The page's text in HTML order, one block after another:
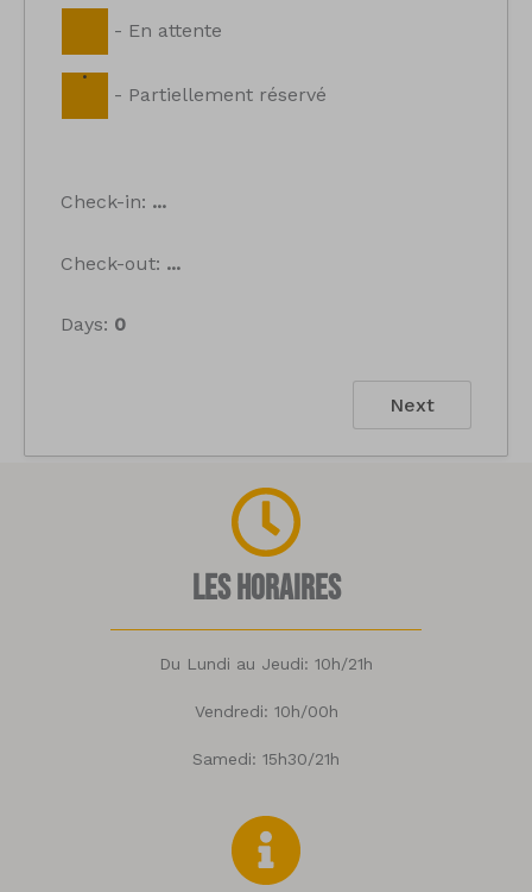
- En attente
·
- Partiellement réservé
Check-in: ...
Check-out: ...
Days: 0
Next
Les horaires
Du Lundi au Jeudi: 10h/21h
Vendredi: 10h/00h
Samedi: 15h30/21h